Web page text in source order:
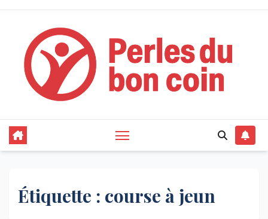
Skip
content
Étiquette : course à jeun